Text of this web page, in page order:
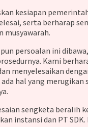
kesiapan
serta berharap
musyawarah.
persoalan ini
Kami
menyelesaikan
hal yang merugikan
sengketa beralih
instansi dan PT SDK.